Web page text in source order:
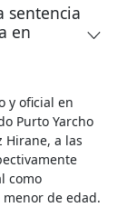
sentencia
en
y oficial en
Purto Yarcho
Hirane, a las
como
de edad.